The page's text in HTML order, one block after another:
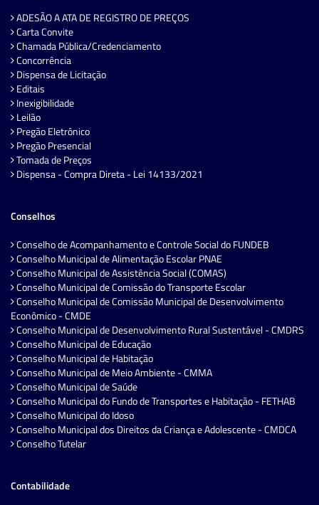
ADESÃO A ATA DE REGISTRO DE PREÇOS
Carta Convite
Chamada Pública/Credenciamento
Concorrência
Dispensa de Licitação
Editais
Inexigibilidade
Leilão
Pregão Eletrônico
Pregão Presencial
Tomada de Preços
Dispensa - Compra Direta - Lei 14133/2021
Conselhos
Conselho de Acompanhamento e Controle Social do FUNDEB
Conselho Municipal de Alimentação Escolar PNAE
Conselho Municipal de Assistência Social (COMAS)
Conselho Municipal de Comissão do Transporte Escolar
Conselho Municipal de Comissão Municipal de Desenvolvimento
Econômico - CMDE
Conselho Municipal de Desenvolvimento Rural Sustentável - CMDRS
Conselho Municipal de Educação
Conselho Municipal de Habitação
Conselho Municipal de Meio Ambiente - CMMA
Conselho Municipal de Saúde
Conselho Municipal do Fundo de Transportes e Habitação - FETHAB
Conselho Municipal do Idoso
Conselho Municipal dos Direitos da Criança e Adolescente - CMDCA
Conselho Tutelar
Contabilidade